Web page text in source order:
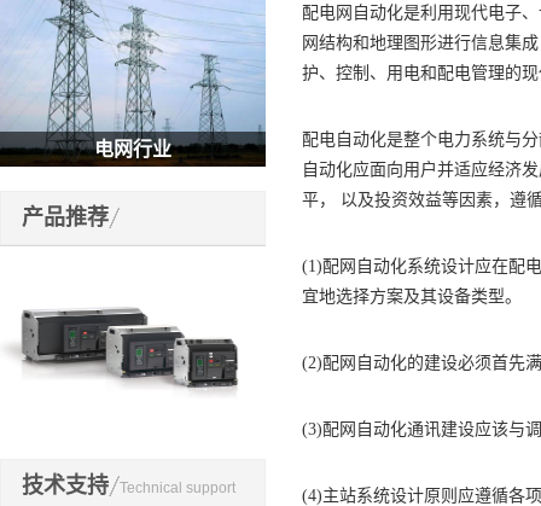
电网行业
产品推荐
技术支持 Technical support
配电网自动化是利用现代电子
网结构和地理图形进行信息集
护、控制、用电和配电管理的
配电自动化是整个电力系统与
自动化应面向用户并适应经济
平， 以及投资效益等因素，遵
(1)配网自动化系统设计应在配
宜地选择方案及其设备类型。
(2)配网自动化的建设必须首先
(3)配网自动化通讯建设应该与
(4)主站系统设计原则应遵循各